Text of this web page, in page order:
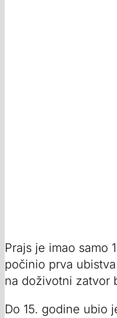
Prajs je imao samo
počinio prva
na doživotni zatvor
Do 15. godine ubio